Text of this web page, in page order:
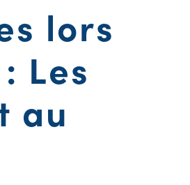
lors
Les
au